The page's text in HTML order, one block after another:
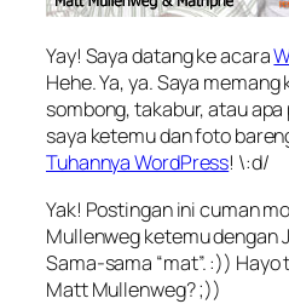
Yay! Saya datang ke acara
Hehe. Ya, ya. Saya
sombong, takabur, atau
saya ketemu dan foto
Tuhannya WordPress! \:d/
Yak! Postingan ini cuman
Mullenweg ketemu dengan
Sama-sama “mat”. :))
Matt Mullenweg? ;))